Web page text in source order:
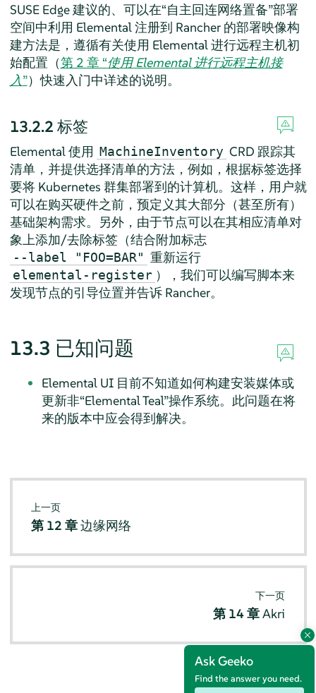
Ask Geeko
Find the answer you need.
SUSE Edge 建议的、可以在“自主回连网络置备”部署
空间中利用 Elemental 注册到 Rancher 的部署映像构
建方法是，遵循有关使用 Elemental 进行远程主机初
始配置（第 2 章 “使用 Elemental 进行远程主机接
入”）快速入门中详述的说明。
13.2.2 标签
Elemental 使用 MachineInventory CRD 跟踪其
清单，并提供选择清单的方法，例如，根据标签选择
要将 Kubernetes 群集部署到的计算机。这样，用户就
可以在购买硬件之前，预定义其大部分（甚至所有）
基础架构需求。另外，由于节点可以在其相应清单对
象上添加/去除标签（结合附加标志
--label "FOO=BAR" 重新运行
elemental-register ），我们可以编写脚本来
发现节点的引导位置并告诉 Rancher。
13.3 已知问题
Elemental UI 目前不知道如何构建安装媒体或
更新非“Elemental Teal”操作系统。此问题在将
来的版本中应会得到解决。
上一页
第 12 章边缘网络
下一页
第 14 章Akri